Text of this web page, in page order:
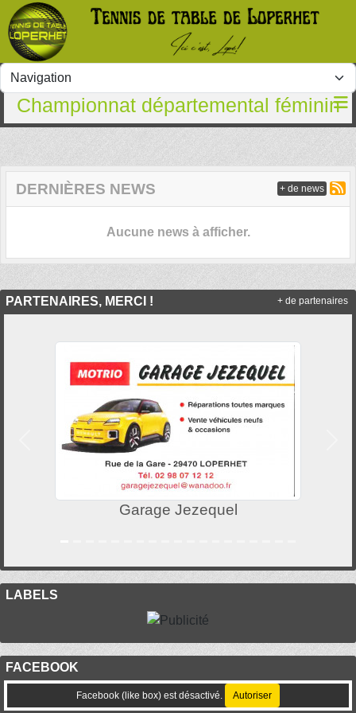
Championnat départemental féminin
DERNIÈRES NEWS
Aucune news à afficher.
+ de news
PARTENAIRES, MERCI !
Garage Jezequel
Précedent
+ de partenaires
LABELS
FACEBOOK
Facebook (like box) est désactivé. Autoriser
Panneau de gestion des cookies